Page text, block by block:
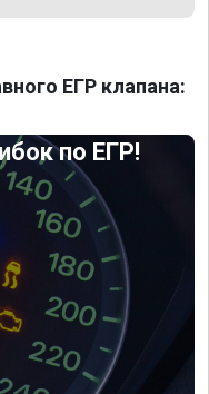
ЕГР клапана:
по ЕГР!